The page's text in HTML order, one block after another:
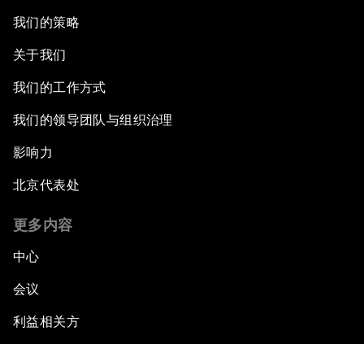
我们的策略
关于我们
我们的工作方式
我们的领导团队与组织治理
影响力
北京代表处
更多内容
中心
会议
利益相关方